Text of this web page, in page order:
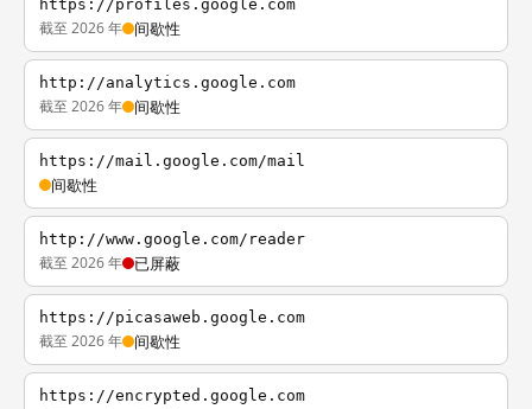
https://profiles.google.com
截至 2026 年 间歇性
http://analytics.google.com
截至 2026 年 间歇性
https://mail.google.com/mail
间歇性
http://www.google.com/reader
截至 2026 年 已屏蔽
https://picasaweb.google.com
截至 2026 年 间歇性
https://encrypted.google.com